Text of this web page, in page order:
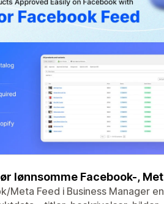
lønnsomme Facebook-,
Meta Feed i Business Manager